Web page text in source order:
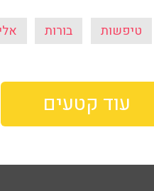
טיפשות בורות
עוד קטעים